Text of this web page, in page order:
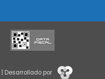
| Desarrollado por